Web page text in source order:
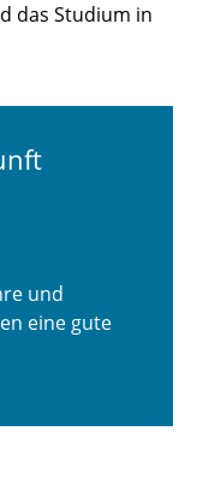
das Studium in
und
eine gute